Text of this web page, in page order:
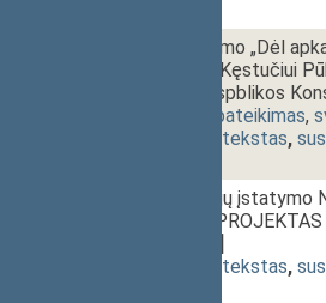
Seimo nutarimo „Dėl
Seimo nariui Kęstučiui
Lietuvos Respblikos
pateikimas,
dokumento tekstas,
Ūkinių bendrijų
ĮSTATYMO
dokumento tekstas,